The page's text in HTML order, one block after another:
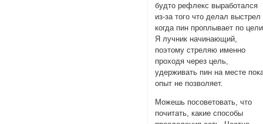
будто рефлекс выработался
из-за того что делал выстрел
когда пин проплывает по
Я лучник начинающий,
поэтому стреляю именно
проходя через цель,
удерживать пин на месте
опыт не позволяет.
Можешь посоветовать, что
почитать, какие способы